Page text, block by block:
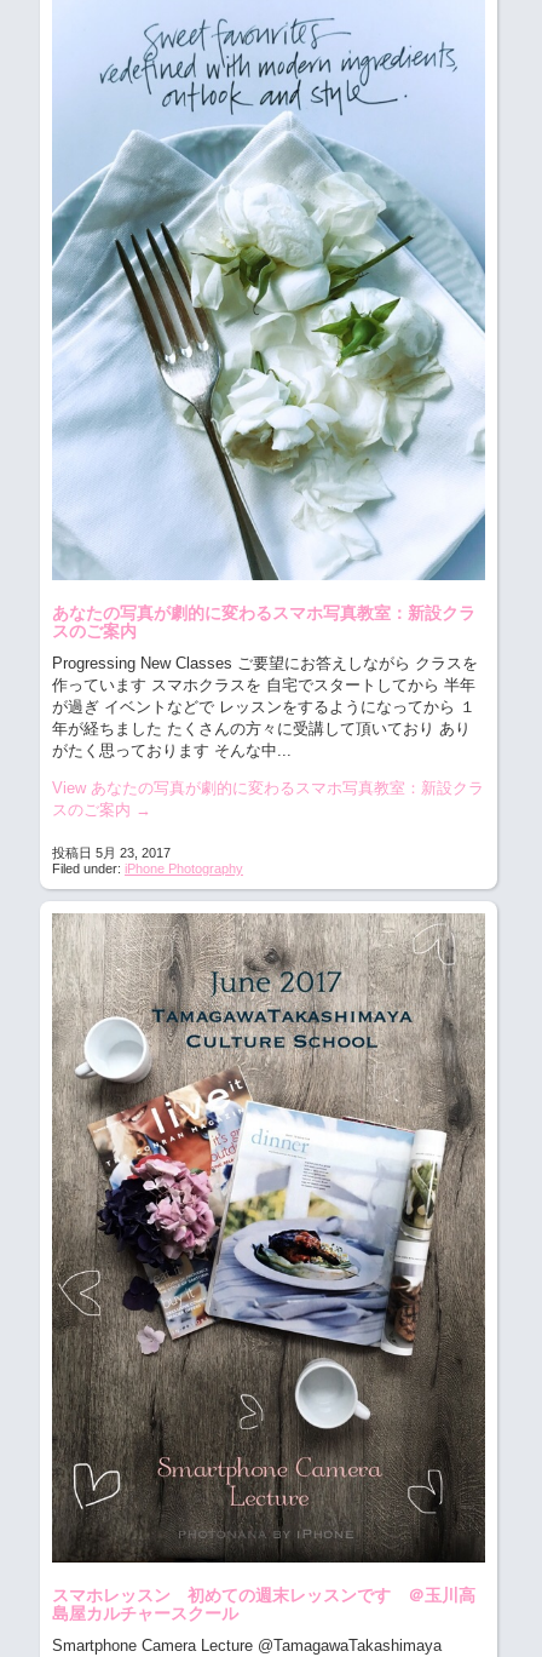
あなたの写真が劇的に変わるスマホ写真教室：新設クラ
スのご案内
Progressing New Classes ご要望にお答えしながら クラスを
作っています スマホクラスを 自宅でスタートしてから 半年
が過ぎ イベントなどで レッスンをするようになってから １
年が経ちました たくさんの方々に受講して頂いており あり
がたく思っております そんな中...
View あなたの写真が劇的に変わるスマホ写真教室：新設クラ
スのご案内 →
投稿日 5月 23, 2017
Filed under: iPhone Photography
スマホレッスン 初めての週末レッスンです ＠玉川高
島屋カルチャースクール
Smartphone Camera Lecture @TamagawaTakashimaya